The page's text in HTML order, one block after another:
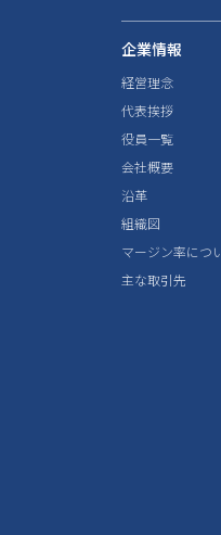
企業情報
経営理念
代表挨拶
役員一覧
会社概要
沿革
組織図
マージン率につ
主な取引先